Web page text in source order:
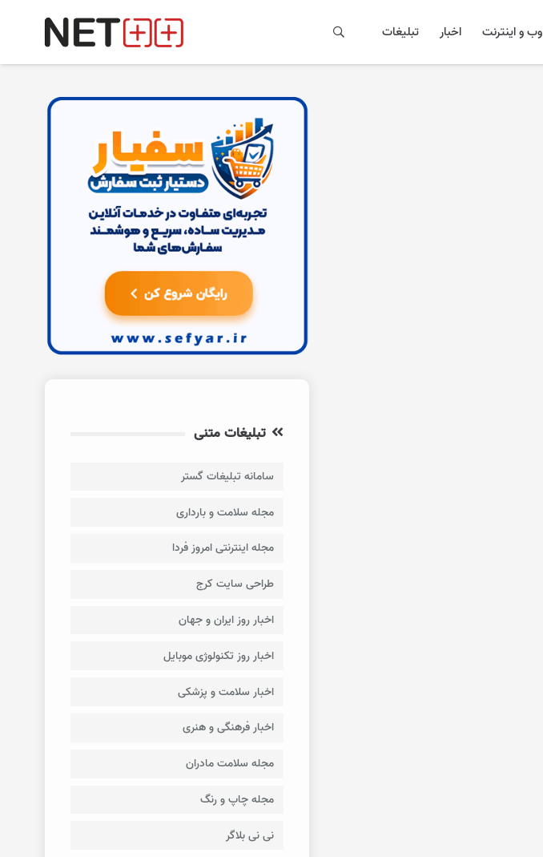
وب و اینترنت اخبار تبلیغات
تبلیغات متنی
سامانه تبلیغات گستر
مجله سلامت و بارداری
مجله اینترنتی امروز فردا
طراحی سایت کرج
اخبار روز ایران و جهان
اخبار روز تکنولوژی موبایل
اخبار سلامت و پزشکی
اخبار فرهنگی و هنری
مجله سلامت مادران
مجله چاپ و رنگ
نی نی بلاگر